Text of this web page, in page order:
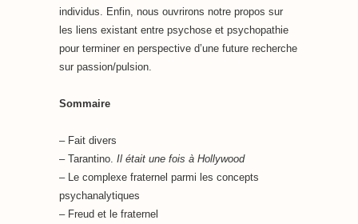
individus. Enfin, nous ouvrirons notre propos sur
les liens existant entre psychose et psychopathie
pour terminer en perspective d’une future recherche
sur passion/pulsion.
Sommaire
– Fait divers
– Tarantino. Il était une fois à Hollywood
– Le complexe fraternel parmi les concepts
psychanalytiques
– Freud et le fraternel